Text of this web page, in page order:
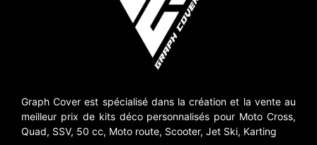
Graph Cover est spécialisé dans la création et la vente au
meilleur prix de kits déco personnalisés pour Moto Cross,
Quad, SSV, 50 cc, Moto route, Scooter, Jet Ski, Karting